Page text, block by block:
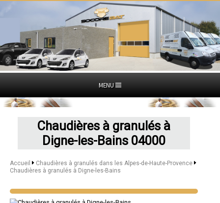
MENU
Chaudières à granulés à
Digne-les-Bains 04000
Accueil
Chaudières à granulés dans les Alpes-de-Haute-Provence
Chaudières à granulés à Digne-les-Bains